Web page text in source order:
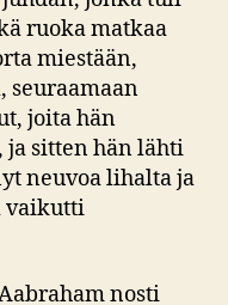
ruoka matkaa
miestään,
seuraamaan
joita hän
sitten hän lähti
neuvoa lihalta ja
vaikutti
nosti